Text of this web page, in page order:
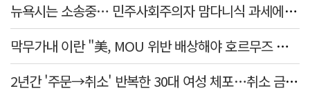
뉴욕시는 소송중… 민주사회주의자 맘다니식 과세에 저항 잇따라
막무가내 이란 "美, MOU 위반 배상해야 호르무즈 재개방"
2년간 '주문→취소' 반복한 30대 여성 체포…취소 금액만 400억 원